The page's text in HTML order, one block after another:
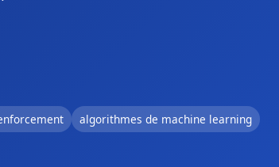
algorithmes de machine learning